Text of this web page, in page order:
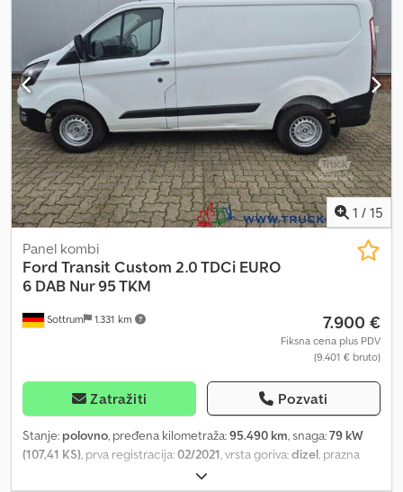
1 / 15
Sottrum 1.331 km
Panel kombi
Ford Transit Custom 2.0 TDCi EURO
6 DAB Nur 95 TKM
7.900 €
Fiksna cena plus PDV
(9.401 € bruto)
Zatražiti Pozvati
Stanje: polovno, pređena kilometraža:95.490 km, snaga:79 kW
(107,41 KS) , prva registracija:02/2021 , vrsta goriva:dizel , prazna
, maksimalna nosivost: